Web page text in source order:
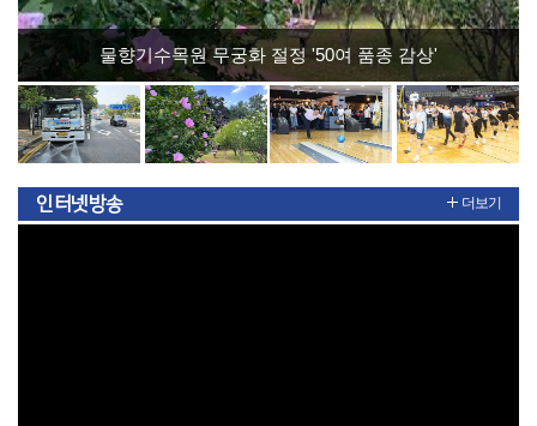
물향기수목원 무궁화 절정 '50여 품종 감상'
인터넷방송 더보기